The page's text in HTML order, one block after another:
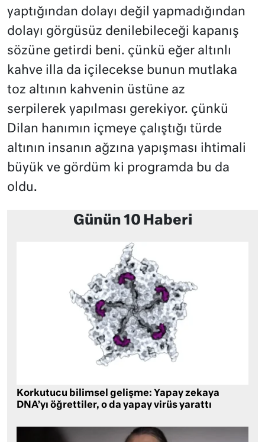
yaptığından dolayı değil yapmadığından
dolayı görgüsüz denilebileceği kapanış
sözüne getirdi beni. çünkü eğer altınlı
kahve illa da içilecekse bunun mutlaka
toz altının kahvenin üstüne az
serpilerek yapılması gerekiyor. çünkü
Dilan hanımın içmeye çalıştığı türde
altının insanın ağzına yapışması ihtimali
büyük ve gördüm ki programda bu da
oldu.
Günün 10 Haberi
Korkutucu bilimsel gelişme: Yapay zekaya
DNA’yı öğrettiler, o da yapay virüs yarattı